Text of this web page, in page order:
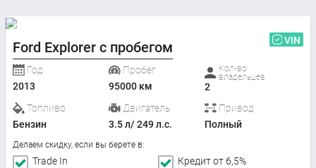
Ford Explorer с пробегом VIN
Год
2013
Пробег
95000 км
Кол-во
владельцев
2
Топливо
Бензин
Двигатель
3.5 л/ 249 л.с.
Привод
Полный
Делаем скидку, если вы берете в:
Trade In
Кредит от 6,5%